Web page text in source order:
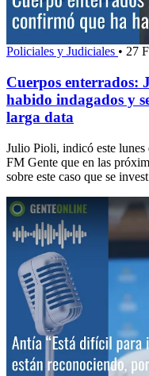
Policiales y Judiciales • 27
Cuerpos enterrados:
habido indagados y
larga data
Julio Pioli, indicó este lunes
FM Gente que en las
sobre este caso que se